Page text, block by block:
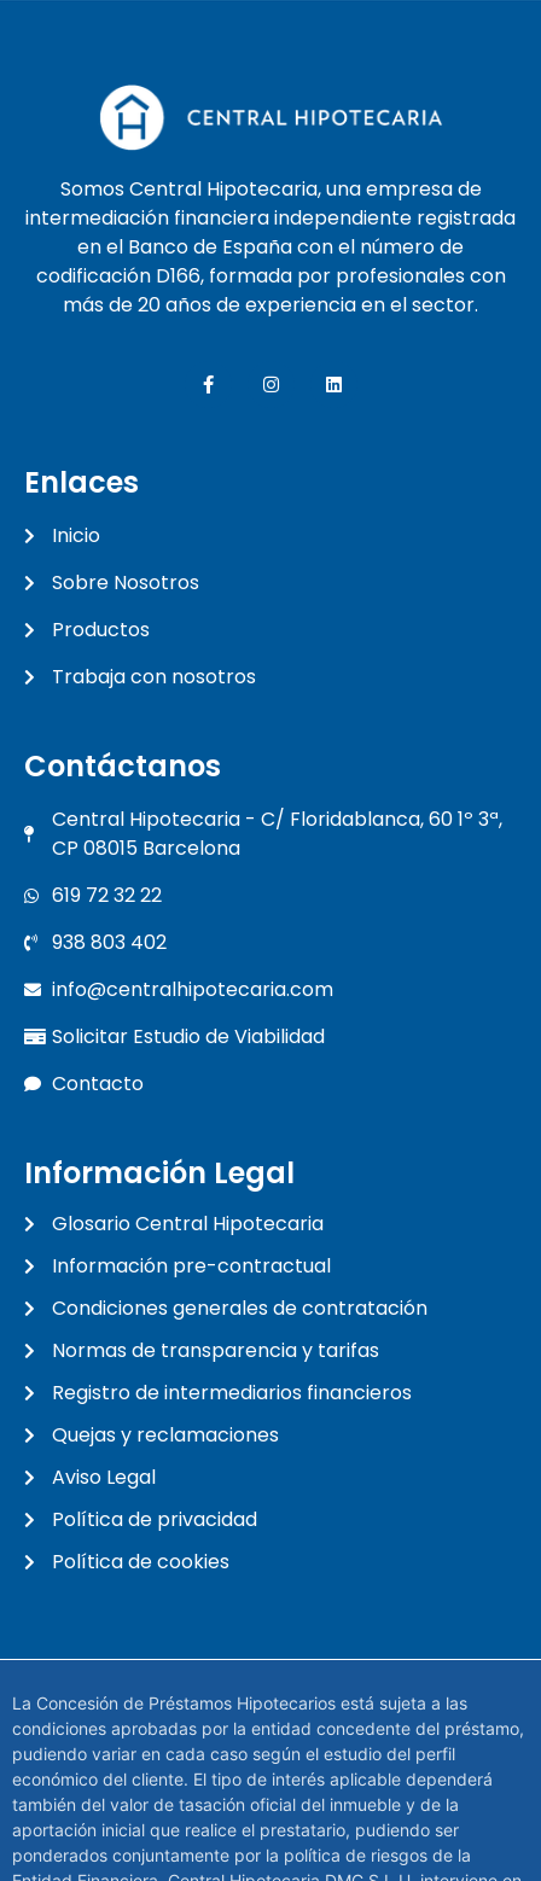
Somos Central Hipotecaria, una empresa de
intermediación financiera independiente registrada
en el Banco de España con el número de
codificación D166, formada por profesionales con
más de 20 años de experiencia en el sector.
Enlaces
Inicio
Sobre Nosotros
Productos
Trabaja con nosotros
Contáctanos
Central Hipotecaria - C/ Floridablanca, 60 1º 3ª,
CP 08015 Barcelona
619 72 32 22
938 803 402
info@centralhipotecaria.com
Solicitar Estudio de Viabilidad
Contacto
Información Legal
Glosario Central Hipotecaria
Información pre-contractual
Condiciones generales de contratación
Normas de transparencia y tarifas
Registro de intermediarios financieros
Quejas y reclamaciones
Aviso Legal
Política de privacidad
Política de cookies
La Concesión de Préstamos Hipotecarios está sujeta a las
condiciones aprobadas por la entidad concedente del préstamo,
pudiendo variar en cada caso según el estudio del perfil
económico del cliente. El tipo de interés aplicable dependerá
también del valor de tasación oficial del inmueble y de la
aportación inicial que realice el prestatario, pudiendo ser
ponderados conjuntamente por la política de riesgos de la